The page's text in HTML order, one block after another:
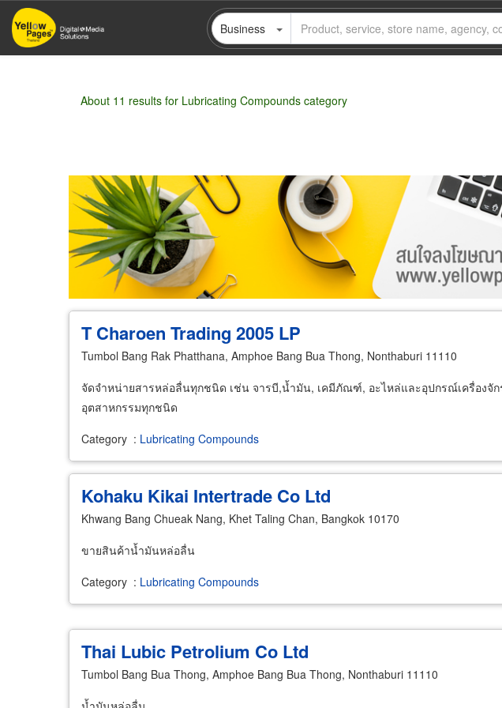
Skip
main
Business
About 11 results for Lubricating Compounds category
Wholesale Retail Manufacturer Dealer Exporter/Importer
T Charoen Trading 2005 LP
Tumbol Bang Rak Phatthana, Amphoe Bang Bua Thong, Nonthaburi 11110
จัดจำหน่ายสารหล่อลื่นทุกชนิด เช่น จารบี,น้ำมัน, เคมีภัณฑ์, อะไหล่และอุปกรณ์เครื่องจั
อุตสาหกรรมทุกชนิด
Category : Lubricating Compounds
Kohaku Kikai Intertrade Co Ltd
Khwang Bang Chueak Nang, Khet Taling Chan, Bangkok 10170
ขายสินค้าน้ำมันหล่อลื่น
Category : Lubricating Compounds
Thai Lubic Petrolium Co Ltd
Tumbol Bang Bua Thong, Amphoe Bang Bua Thong, Nonthaburi 11110